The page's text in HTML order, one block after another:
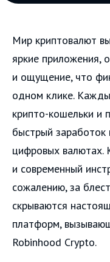
Мир криптовалют
яркие приложения,
и ощущение, что
одном клике.
крипто-кошельки
быстрый заработок
цифровых валютах.
и современный
сожалению, за
скрываются
платформ,
Robinhood Crypto.